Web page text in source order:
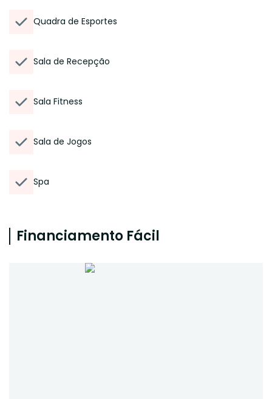
Quadra de Esportes
Sala de Recepção
Sala Fitness
Sala de Jogos
Spa
Financiamento Fácil